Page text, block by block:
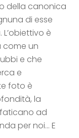
della canonica
di esse
è
come un
e che
e
foto è
la
ad
per noi… E